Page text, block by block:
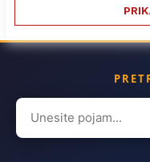
Search
for: